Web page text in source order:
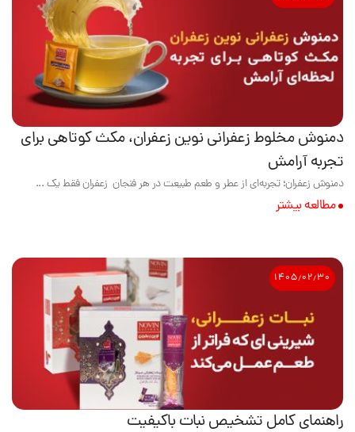
دمنوش مخلوط زعفرانی نوین زعفران، مکث کوتاهی برای
تجربه آرامش
دمنوش زعفران؛ تجربه‌ای از عطر و طعم طبیعت در هر فنجان زعفران فقط یک ...
مطالعه بیشتر
۱۴۰۵٫۰۲٫۳۰
راهنمای کامل تشخیص نبات باکیفیت